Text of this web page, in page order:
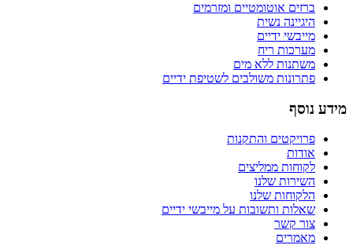
ברזים אוטומטיים ומזרמים
היגיינה נשית
מייבשי ידיים
מערכות ריח
משתנות ללא מים
פתרונות משולבים לשטיפת ידיים
מידע נוסף
פרויקטים והתקנות
אודות
לקוחות ממליצים
השירות שלנו
הלקוחות שלנו
שאלות ותשובות על מייבשי ידיים
צור קשר
מאמרים